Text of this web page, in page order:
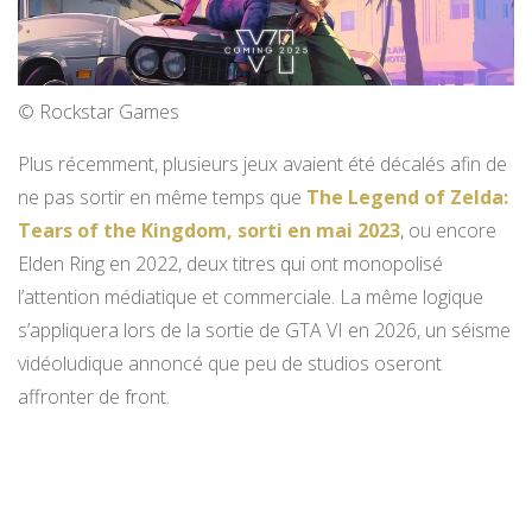
© Rockstar Games
Plus récemment, plusieurs jeux avaient été décalés afin de
ne pas sortir en même temps que The Legend of Zelda:
Tears of the Kingdom, sorti en mai 2023, ou encore
Elden Ring en 2022, deux titres qui ont monopolisé
l’attention médiatique et commerciale. La même logique
s’appliquera lors de la sortie de GTA VI en 2026, un séisme
vidéoludique annoncé que peu de studios oseront
affronter de front.